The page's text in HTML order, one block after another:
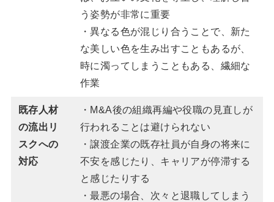
う姿勢が非常に重要
・異なる色が混じり合うことで、新た
な美しい色を生み出すこともあるが、
時に濁ってしまうこともある、繊細な
作業
既存人材
の流出リ
スクへの
対応
・M&A後の組織再編や役職の見直しが
行われることは避けられない
・譲渡企業の既存社員が自身の将来に
不安を感じたり、キャリアが停滞する
と感じたりする
・最悪の場合、次々と退職してしまう